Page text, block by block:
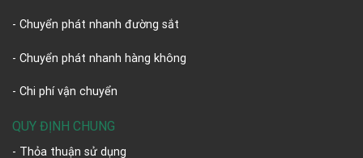
- Chuyển phát nhanh đường sắt
- Chuyển phát nhanh hàng không
- Chi phí vận chuyển
QUY ĐỊNH CHUNG
- Thỏa thuận sử dụng